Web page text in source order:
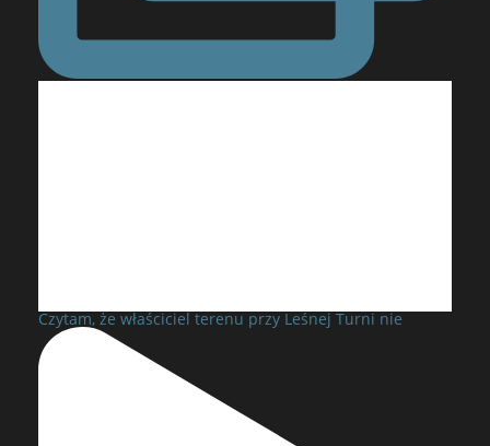
Czytam, że właściciel terenu przy Leśnej Turni nie